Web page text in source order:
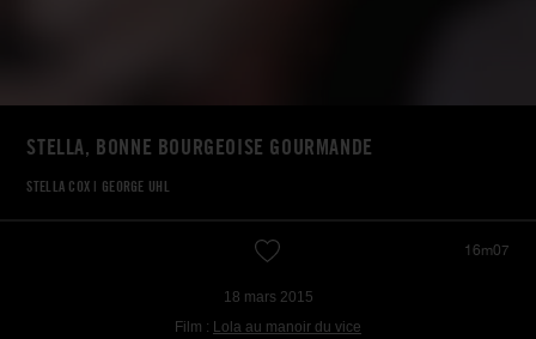
STELLA, BONNE BOURGEOISE GOURMANDE
STELLA COX | GEORGE UHL
16m07
18 mars 2015
Film : Lola au manoir du vice